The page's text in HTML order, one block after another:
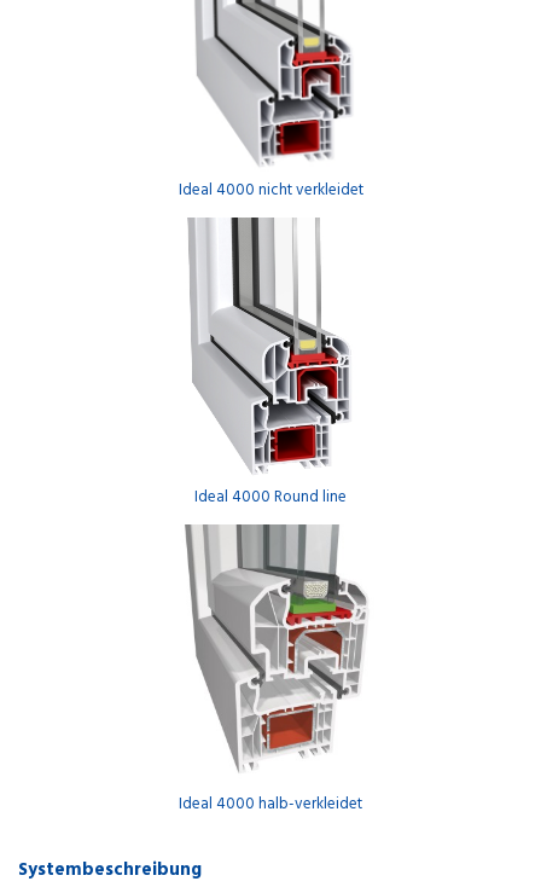
Ideal 4000 nicht verkleidet
Ideal 4000 Round line
Ideal 4000 halb-verkleidet
Systembeschreibung